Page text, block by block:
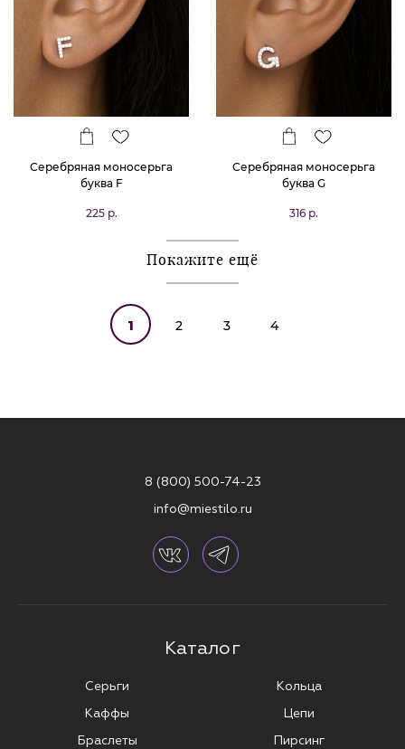
Серебряная моносерьга
буква F
225 р.
Серебряная моносерьга
буква G
316 р.
Покажите ещё
1 2 3 4
8 (800) 500-74-23
info@miestilo.ru
Каталог
Серьги
Каффы
Браслеты
Кольца
Цепи
Пирсинг